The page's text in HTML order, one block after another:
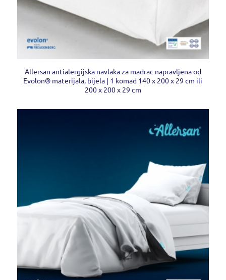
Allersan antialergijska navlaka za madrac napravljena od
Evolon® materijala, bijela | 1 komad 140 x 200 x 29 cm ili
200 x 200 x 29 cm